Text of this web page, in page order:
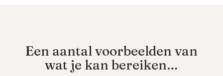
Een aantal voorbeelden van
wat je kan bereiken…